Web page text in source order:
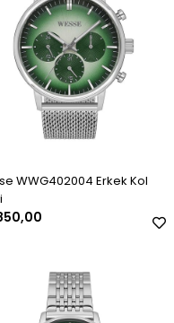
WWG402004 Erkek Kol